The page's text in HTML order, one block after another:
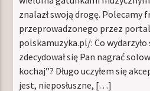
znalazł swoją drogę. Polecamy
przeprowadzonego przez
polskamuzyka.pl/: Co wydarzyło
zdecydował się Pan nagrać
kochaj”? Długo uczyłem się
jest, nieposłuszne, […]